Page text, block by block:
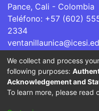
Pance, Cali - Colombia
Teléfono: +57 (602)
2334
La Universidad Icesi
Superior que se
por parte del
Cookie
We collect and process
following purposes:
Acknowledgement and
To learn more, please read